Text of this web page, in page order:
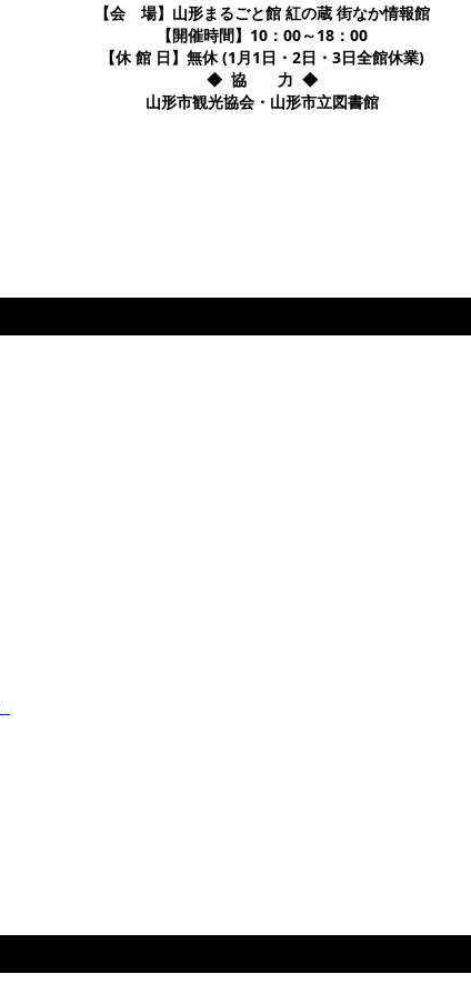
【会 場】山形まるごと館 紅の蔵 街なか情報館
【開催時間】10：00～18：00
【休 館 日】無休 (1月1日・2日・3日全館休業)
◆ 協 力 ◆
山形市観光協会・山形市立図書館